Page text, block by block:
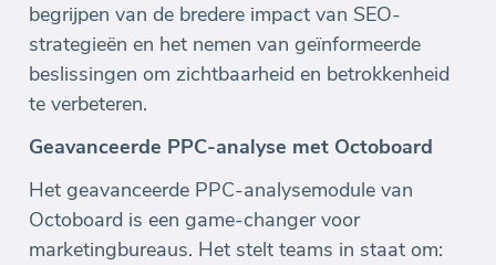
begrijpen van de bredere impact van SEO-
strategieën en het nemen van geïnformeerde
beslissingen om zichtbaarheid en betrokkenheid
te verbeteren.
Geavanceerde PPC-analyse met Octoboard
Het geavanceerde PPC-analysemodule van
Octoboard is een game-changer voor
marketingbureaus. Het stelt teams in staat om: